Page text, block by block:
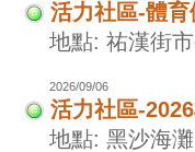
活力社區-體
地點: 祐漢街
2026/09/06
活力社區-
地點: 黑沙海灘